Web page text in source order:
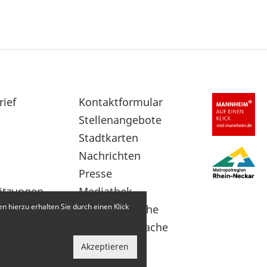
Sekundärnavigation
im
Fußbereich
Kontaktformular
Stellenangebote
Stadtkarten
Nachrichten
Presse
Mediathek
Leichte Sprache
Gebärdensprache
hierzu erhalten Sie durch einen Klick
Akzeptieren